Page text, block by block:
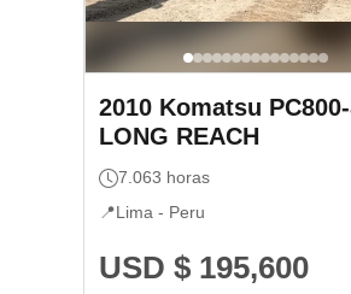
2010 Komatsu
LONG REACH
7.063 horas
📍Lima - Peru
USD $ 195,600